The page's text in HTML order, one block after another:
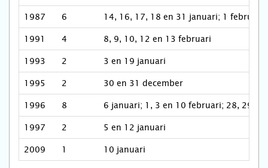
1987 6 14, 16, 17, 18 en 31 januari; 1 februari
1991 4 8, 9, 10, 12 en 13 februari
1993 2 3 en 19 januari
1995 2 30 en 31 december
1996 8 6 januari; 1, 3 en 10 februari; 28, 29,
1997 2 5 en 12 januari
2009 1 10 januari